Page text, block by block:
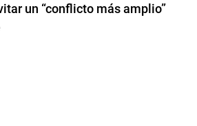
un “conflicto más amplio”